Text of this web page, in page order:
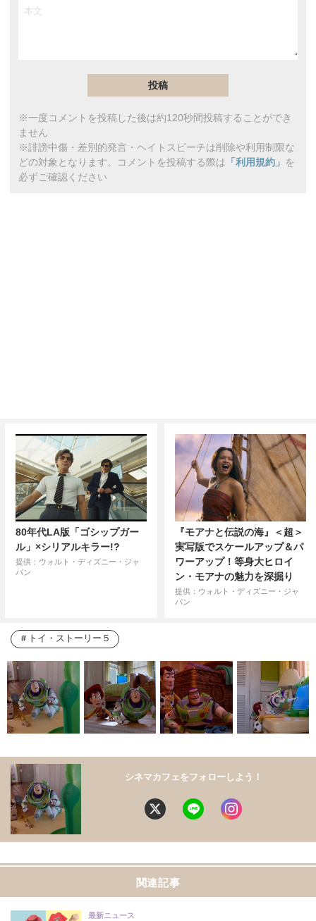
※一度コメントを投稿した後は約120秒間投稿することができ
ません
※誹謗中傷・差別的発言・ヘイトスピーチは削除や利用制限な
どの対象となります。コメントを投稿する際は 「利用規約」 を
必ずご確認ください
80年代LA版「ゴシップガー
ル」×シリアルキラー!?
提供：ウォルト・ディズニー・ジャ
パン
『モアナと伝説の海』＜超＞
実写版でスケールアップ＆パ
ワーアップ！等身大ヒロイ
ン・モアナの魅力を深掘り
提供：ウォルト・ディズニー・ジャ
パン
トイ・ストーリー５
シネマカフェをフォローしよう！
関連記事
最新ニュース